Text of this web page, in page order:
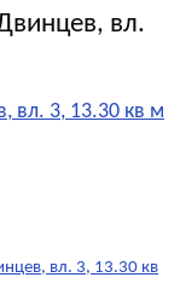
вл.
вл. 3, 13.30 кв м
вл. 3, 13.30 кв